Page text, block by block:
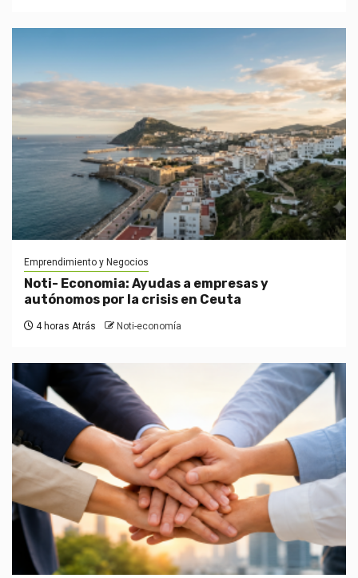
Emprendimiento y Negocios
Noti- Economia: Ayudas a empresas y
autónomos por la crisis en Ceuta
4 horas Atrás Noti-economía